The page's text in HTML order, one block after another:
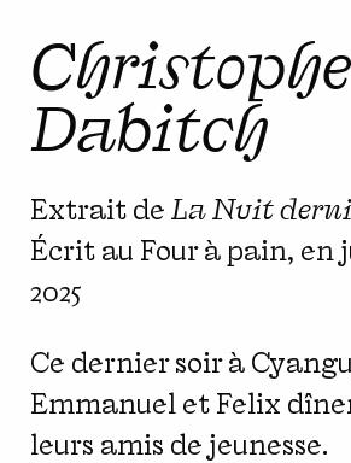
Christophe
Dabitch
Extrait de La Nuit
Écrit au Four à pain,
2025
Ce dernier soir à
Emmanuel et Felix
leurs amis de jeunesse.